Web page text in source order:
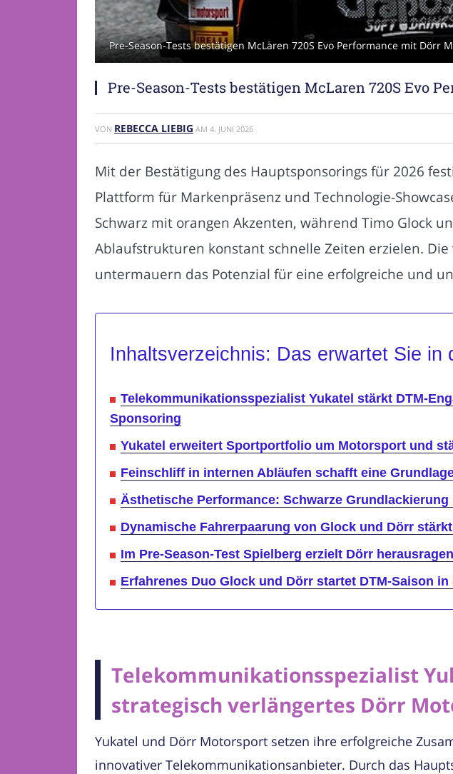
Pre-Season-Tests bestätigen McLaren 720S Evo Performance mit Dörr
Pre-Season-Tests bestätigen McLaren 720S Evo
VON REBECCA LIEBIG AM 4. JUNI 2026
Mit der Bestätigung des Hauptsponsorings für 2026
Plattform für Markenpräsenz und Technologie-
Schwarz mit orangen Akzenten, während Timo Glock
Ablaufstrukturen konstant schnelle Zeiten erzielen.
untermauern das Potenzial für eine erfolgreiche und
Inhaltsverzeichnis: Das erwartet Sie in
Telekommunikationsspezialist Yukatel stärkt DTM-
Sponsoring
Yukatel erweitert Sportportfolio um Motorsport und
Feinschliff in internen Abläufen schafft eine
Ästhetische Performance: Schwarze
Dynamische Fahrerpaarung von Glock und Dörr
Im Pre-Season-Test Spielberg erzielt Dörr
Erfahrenes Duo Glock und Dörr startet DTM-Saison in
Telekommunikationsspezialist
strategisch verlängertes Dörr
Yukatel und Dörr Motorsport setzen ihre erfolgreiche
innovativer Telekommunikationsanbieter. Durch das